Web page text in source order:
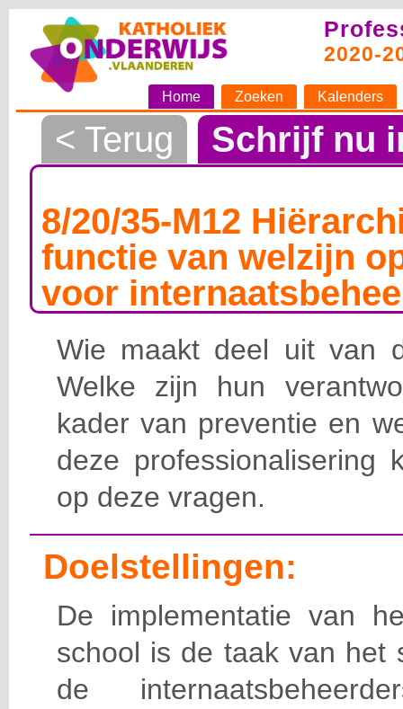
2020-
Home Zoeken Kalenders
< Terug Schrijf nu
8/20/35-M12
functie van welzijn
voor
Wie maakt deel uit van
Welke zijn hun
kader van preventie en
deze professionalisering
op deze vragen.
Doelstellingen:
De implementatie van
school is de taak van het
de